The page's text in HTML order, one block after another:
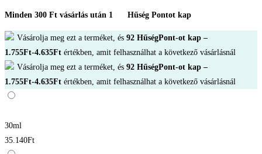
-
92.700Ft
Minden 300 Ft vásárlás után 1 Hűség Pontot kap
Vásárolja meg ezt a terméket, és 92 HűségPont-ot kap –
1.755Ft-4.635Ft értékben, amit felhasználhat a következő vásárlásnál
Vásárolja meg ezt a terméket, és 92 HűségPont-ot kap –
1.755Ft-4.635Ft értékben, amit felhasználhat a következő vásárlásnál
30ml
35.140Ft